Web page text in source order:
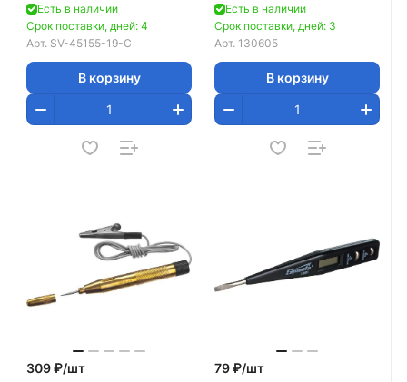
Есть в наличии
Срок поставки, дней: 4
Арт. SV-45155-19-C
В корзину
Есть в наличии
Срок поставки, дней: 3
Арт. 130605
В корзину
309 ₽/шт
79 ₽/шт